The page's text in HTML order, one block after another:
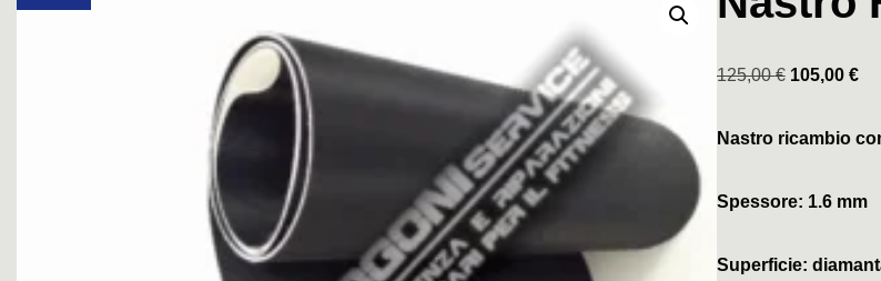
125,00€ 105,00 €
Nastro ricambio
Spessore: 1.6 mm
Superficie: